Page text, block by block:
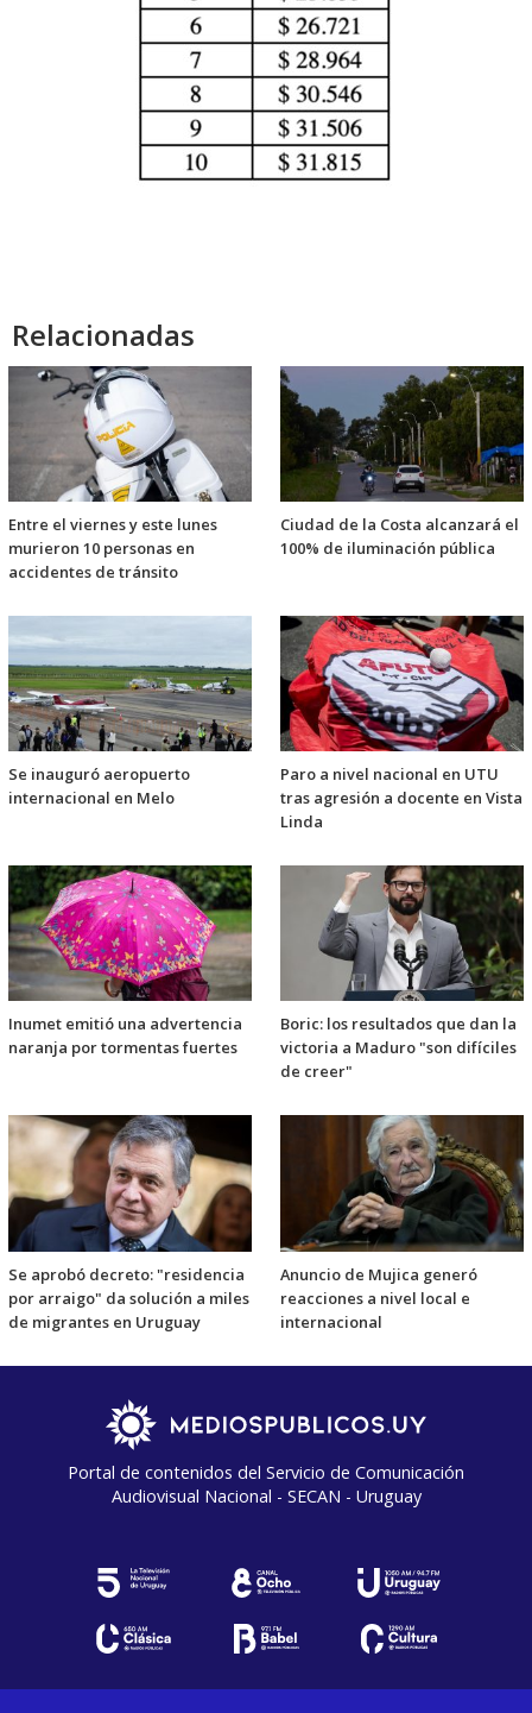
Relacionadas
Entre el viernes y este lunes
murieron 10 personas en
accidentes de tránsito
Ciudad de la Costa alcanzará el
100% de iluminación pública
Se inauguró aeropuerto
internacional en Melo
Paro a nivel nacional en UTU
tras agresión a docente en Vista
Linda
Inumet emitió una advertencia
naranja por tormentas fuertes
Boric: los resultados que dan la
victoria a Maduro "son difíciles
de creer"
Se aprobó decreto: "residencia
por arraigo" da solución a miles
de migrantes en Uruguay
Anuncio de Mujica generó
reacciones a nivel local e
internacional
Portal de contenidos del Servicio de Comunicación
Audiovisual Nacional - SECAN - Uruguay